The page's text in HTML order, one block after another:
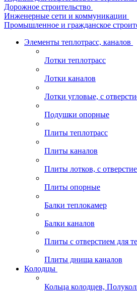
Дорожное строительство
Инженерные сети и коммуникации
Промышленное и гражданское
Элементы теплотрасс, каналов
Лотки теплотрасс
Лотки каналов
Лотки угловые, с
Подушки опорные
Плиты теплотрасс
Плиты каналов
Плиты лотков, с
Плиты опорные
Балки теплокамер
Балки каналов
Плиты с отверстием для
Плиты днища каналов
Колодцы
Кольца колодцев,